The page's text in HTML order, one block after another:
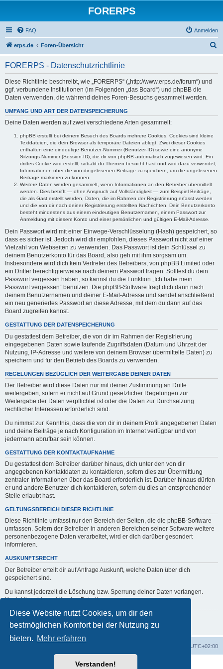
Diese Website nutzt Cookies, um dir den
bestmöglichen Komfort bei der Nutzung zu
bieten. Mehr erfahren
Verstanden!
FORERPS
FAQ Anmelden
erps.de Foren-Übersicht
FORERPS - Datenschutzrichtlinie
Diese Richtlinie beschreibt, wie „FORERPS“ („http://www.erps.de/forum“) und
ggf. verbundene Institutionen (im Folgenden „das Board“) und phpBB die
Daten verwenden, die während deines Foren-Besuchs gesammelt werden.
UMFANG UND ART DER DATENSPEICHERUNG
Deine Daten werden auf zwei verschiedene Arten gesammelt:
phpBB erstellt bei deinem Besuch des Boards mehrere Cookies. Cookies sind kleine
Textdateien, die dein Browser als temporäre Dateien ablegt. Zwei dieser Cookies
enthalten eine eindeutige Benutzer-Nummer (Benutzer-ID) sowie eine anonyme
Sitzungs-Nummer (Session-ID), die dir von phpBB automatisch zugewiesen wird. Ein
drittes Cookie wird erstellt, sobald du Themen besucht hast und wird dazu verwendet,
Informationen über die von dir gelesenen Beiträge zu speichern, um die ungelesenen
Beiträge markieren zu können.
Weitere Daten werden gesammelt, wenn Informationen an den Betreiber übermittelt
werden. Dies betrifft — ohne Anspruch auf Vollständigkeit — zum Beispiel Beiträge,
die als Gast erstellt werden, Daten, die im Rahmen der Registrierung erfasst werden
und die von dir nach deiner Registrierung erstellten Nachrichten. Dein Benutzerkonto
besteht mindestens aus einem eindeutigen Benutzernamen, einem Passwort zur
Anmeldung mit diesem Konto und einer persönlichen und gültigen E-Mail-Adresse.
Dein Passwort wird mit einer Einwege-Verschlüsselung (Hash) gespeichert, so
dass es sicher ist. Jedoch wird dir empfohlen, dieses Passwort nicht auf einer
Vielzahl von Webseiten zu verwenden. Das Passwort ist dein Schlüssel zu
deinem Benutzerkonto für das Board, also geh mit ihm sorgsam um.
Insbesondere wird dich kein Vertreter des Betreibers, von phpBB Limited oder
ein Dritter berechtigterweise nach deinem Passwort fragen. Solltest du dein
Passwort vergessen haben, so kannst du die Funktion „Ich habe mein
Passwort vergessen“ benutzen. Die phpBB-Software fragt dich dann nach
deinem Benutzernamen und deiner E-Mail-Adresse und sendet anschließend
ein neu generiertes Passwort an diese Adresse, mit dem du dann auf das
Board zugreifen kannst.
GESTATTUNG DER DATENSPEICHERUNG
Du gestattest dem Betreiber, die von dir im Rahmen der Registrierung
eingegebenen Daten sowie laufende Zugriffsdaten (Datum und Uhrzeit der
Nutzung, IP-Adresse und weitere von deinem Browser übermittelte Daten) zu
speichern und für den Betrieb des Boards zu verwenden.
REGELUNGEN BEZÜGLICH DER WEITERGABE DEINER DATEN
Der Betreiber wird diese Daten nur mit deiner Zustimmung an Dritte
weitergeben, sofern er nicht auf Grund gesetzlicher Regelungen zur
Weitergabe der Daten verpflichtet ist oder die Daten zur Durchsetzung
rechtlicher Interessen erforderlich sind.
Du nimmst zur Kenntnis, dass die von dir in deinem Profil angegebenen Daten
und deine Beiträge je nach Konfiguration im Internet verfügbar und von
jedermann abrufbar sein können.
GESTATTUNG DER KONTAKTAUFNAHME
Du gestattest dem Betreiber darüber hinaus, dich unter den von dir
angegebenen Kontaktdaten zu kontaktieren, sofern dies zur Übermittlung
zentraler Informationen über das Board erforderlich ist. Darüber hinaus dürfen
er und andere Benutzer dich kontaktieren, sofern du dies an entsprechender
Stelle erlaubt hast.
GELTUNGSBEREICH DIESER RICHTLINIE
Diese Richtlinie umfasst nur den Bereich der Seiten, die die phpBB-Software
umfassen. Sofern der Betreiber in anderen Bereichen seiner Software weitere
personenbezogene Daten verarbeitet, wird er dich darüber gesondert
informieren.
AUSKUNFTSRECHT
Der Betreiber erteilt dir auf Anfrage Auskunft, welche Daten über dich
gespeichert sind.
Du kannst jederzeit die Löschung bzw. Sperrung deiner Daten verlangen.
Kontaktiere hierzu bitte den Betreiber.
Zurück zur vorherigen Seite
UTC+02:00
Powered byphpBB® Forum Software © phpBB Limited